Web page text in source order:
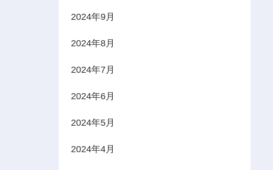
2024年9月
2024年8月
2024年7月
2024年6月
2024年5月
2024年4月